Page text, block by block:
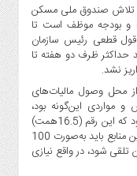
تلاش صندوق ملی مسکن
و بودجه موظف است تا
قول قطعی رئیس سازمان
حداکثر ظرف دو هفته تا
از این 30همت 16.5همت از محل وصول مالیات‌های
مواردی این‌گونه بود،
به‌عبارت دیگر وصولی‌ها مستقیم حوزه مسکن بود که این رقم (16.5همت)
محقق شده است. قانون جهش تولید می‌گوید این منابع باید به‌صورت 100
شود، در واقع نیازی